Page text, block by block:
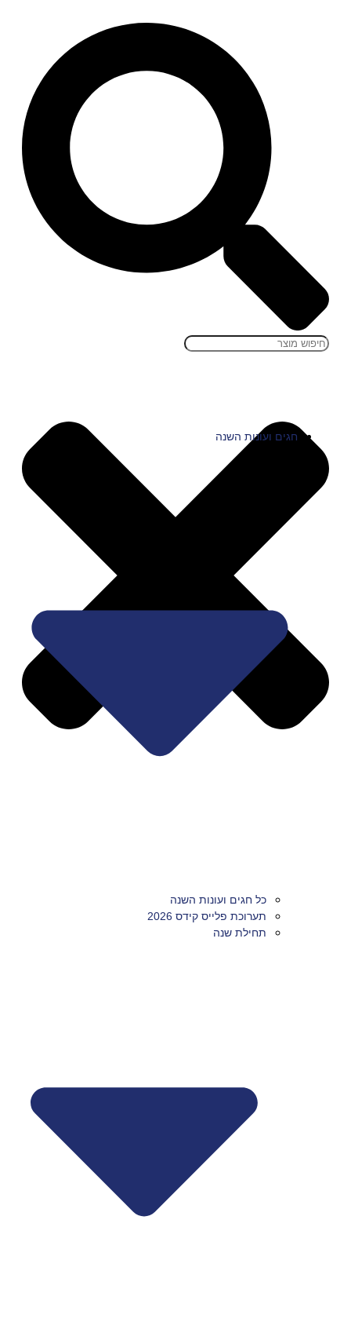
חגים ועונות השנה
כל חגים ועונות השנה
תערוכת פלייס קידס 2026
תחילת שנה